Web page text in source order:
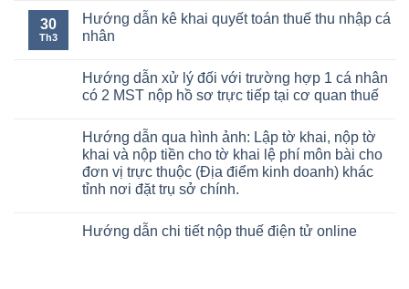
30
Th3
Hướng dẫn kê khai quyết toán thuế thu nhập cá
nhân
Hướng dẫn xử lý đối với trường hợp 1 cá nhân
có 2 MST nộp hồ sơ trực tiếp tại cơ quan thuế
Hướng dẫn qua hình ảnh: Lập tờ khai, nộp tờ
khai và nộp tiền cho tờ khai lệ phí môn bài cho
đơn vị trực thuộc (Địa điểm kinh doanh) khác
tỉnh nơi đặt trụ sở chính.
Hướng dẫn chi tiết nộp thuế điện tử online